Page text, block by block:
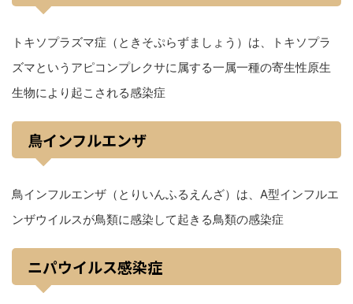
トキソプラズマ症（ときそぷらずましょう）は、トキソプラ
ズマというアピコンプレクサに属する一属一種の寄生性原生
生物により起こされる感染症
鳥インフルエンザ
鳥インフルエンザ（とりいんふるえんざ）は、A型インフルエ
ンザウイルスが鳥類に感染して起きる鳥類の感染症
ニパウイルス感染症